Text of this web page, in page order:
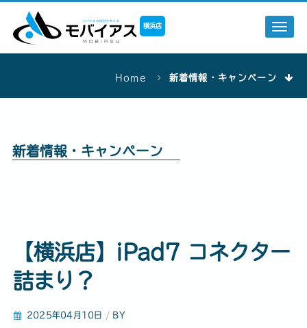
横浜店
Home 新着情報・キャンペーン
新着情報・キャンペーン
【横浜店】iPad7 コネクター
詰まり？
2025年04月10日 / BY